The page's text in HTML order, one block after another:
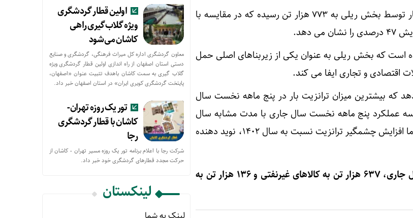
طبق آمارهای منتشر شده، میزان ترانزیت بار توسط بخش ریلی به ۷۷۳ هزار تن رسیده که در مقایسه با
است که بخش ریلی به عنوان یکی از زیربناهای اصلی حمل
اقتصادی و تجاری ایفا می کند.
نشان می دهد که بیشترین میزان ترانزیت بار در پنج ماهه نخست سال
مقایسه عملکرد پنج ماهه نخست سال جاری با مدت مشابه سال
۱۴۰۰، کاهش ۴ درصدی را نشان می دهد، اما افزایش چشمگیر ترانزیت نسبت به سال ۱۴۰۲، نوید دهنده
از ۷۷۳ هزار تن کالای ترانزیت شده در سال جاری، ۶۳۷ هزار تن به کالاهای غیرنفتی و ۱۳۶ هزار تن به
اولین قطار گردشگری
ویژه گلاب‌گیری راهی
کاشان می‌شود
معاون گردشگری اداره کل میراث فرهنگی، گردشگری و صنایع
دستی استان اصفهان از راه اندازی اولین قطار گردشگری ویژه
گلاب گیری به سمت کاشان باهدف تثبیت عنوان «اصفهان،
پایتخت گردشگری کویری ایران» در استان اصفهان خبر داد.
تور یک روزه تهران-
کاشان با قطار گردشگری
رجا
شرکت رجا با اعلام برنامه تور یک روزه مسیر تهران - کاشان از
حركت مجدد قطارهای گردشگری خود خبر داد.
لینکستان